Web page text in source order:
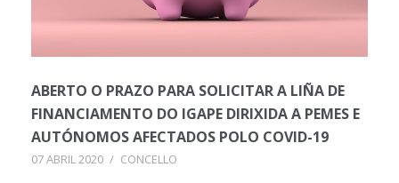
ABERTO O PRAZO PARA SOLICITAR A LIÑA DE
FINANCIAMENTO DO IGAPE DIRIXIDA A PEMES E
AUTÓNOMOS AFECTADOS POLO COVID-19
07 ABRIL 2020 / CONCELLO